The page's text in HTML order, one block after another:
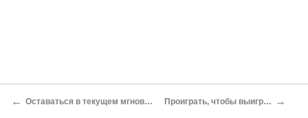
← Оставаться в текущем мгновении Проиграть, чтобы выиграть →